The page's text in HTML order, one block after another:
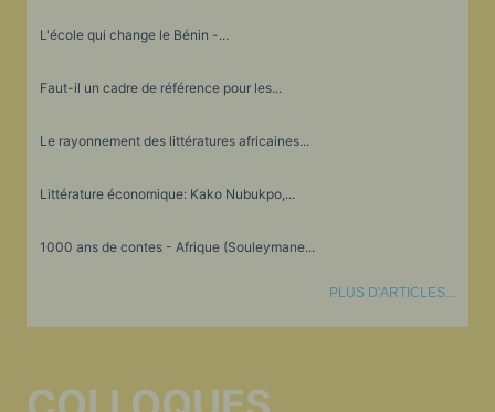
L'école qui change le Bénin -...
Faut-il un cadre de référence pour les...
Le rayonnement des littératures africaines...
Littérature économique: Kako Nubukpo,...
1000 ans de contes - Afrique (Souleymane...
PLUS D'ARTICLES...